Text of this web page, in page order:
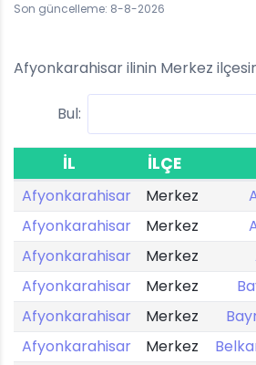
Son güncelleme: 8-8-2026
Afyonkarahisar ilinin Merkez
Bul:
İL İLÇE
Afyonkarahisar Merkez
Afyonkarahisar
Merkez
Afyonkarahisar
Merkez
Afyonkarahisar
Merkez
Afyonkarahisar
Merkez
Afyonkarahisar
Merkez